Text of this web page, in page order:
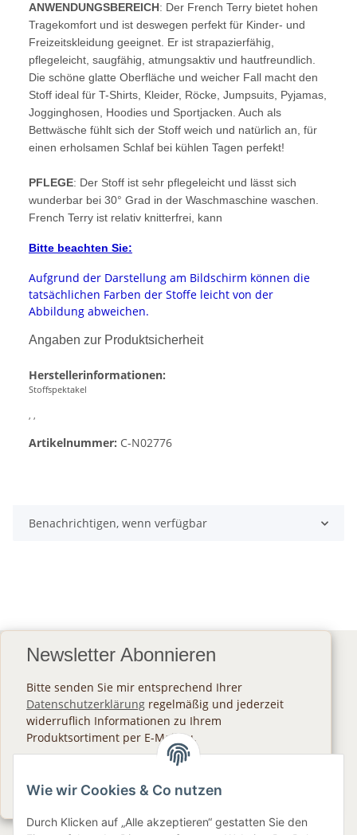
ANWENDUNGSBEREICH: Der French Terry bietet hohen
Tragekomfort und ist deswegen perfekt für Kinder- und
Freizeitskleidung geeignet. Er ist strapazierfähig,
pflegeleicht, saugfähig, atmungsaktiv und hautfreundlich.
Die schöne glatte Oberfläche und weicher Fall macht den
Stoff ideal für T-Shirts, Kleider, Röcke, Jumpsuits, Pyjamas,
Jogginghosen, Hoodies und Sportjacken. Auch als
Bettwäsche fühlt sich der Stoff weich und natürlich an, für
einen erholsamen Schlaf bei kühlen Tagen perfekt!
PFLEGE: Der Stoff ist sehr pflegeleicht und lässt sich
wunderbar bei 30° Grad in der Waschmaschine waschen.
French Terry ist relativ knitterfrei, kann
Bitte beachten Sie:
Aufgrund der Darstellung am Bildschirm können die
tatsächlichen Farben der Stoffe leicht von der
Abbildung abweichen.
Angaben zur Produktsicherheit
Herstellerinformationen:
Stoffspektakel
, ,
Artikelnummer: C-N02776
Benachrichtigen, wenn verfügbar
Newsletter Abonnieren
Bitte senden Sie mir entsprechend Ihrer
Datenschutzerklärung regelmäßig und jederzeit
widerruflich Informationen zu Ihrem
Produktsortiment per E-Mail zu.
Newsletter Abonnieren
Wie wir Cookies & Co nutzen
Durch Klicken auf „Alle akzeptieren“ gestatten Sie den